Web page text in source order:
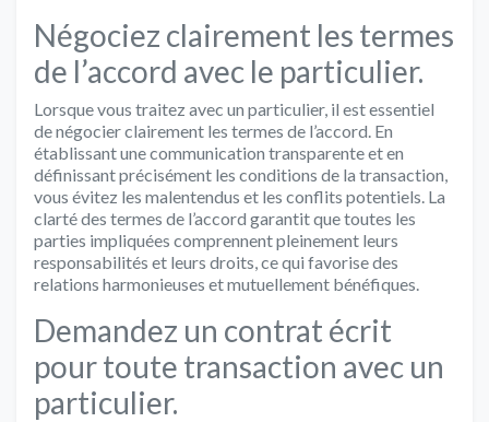
Négociez clairement les termes
de l’accord avec le particulier.
Lorsque vous traitez avec un particulier, il est essentiel
de négocier clairement les termes de l’accord. En
établissant une communication transparente et en
définissant précisément les conditions de la transaction,
vous évitez les malentendus et les conflits potentiels. La
clarté des termes de l’accord garantit que toutes les
parties impliquées comprennent pleinement leurs
responsabilités et leurs droits, ce qui favorise des
relations harmonieuses et mutuellement bénéfiques.
Demandez un contrat écrit
pour toute transaction avec un
particulier.